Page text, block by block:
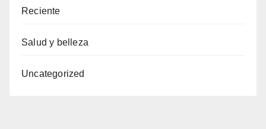
Reciente
Salud y belleza
Uncategorized